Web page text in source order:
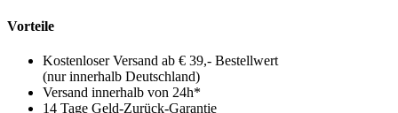
Vorteile
Kostenloser Versand ab € 39,- Bestellwert
(nur innerhalb Deutschland)
Versand innerhalb von 24h*
14 Tage Geld-Zurück-Garantie